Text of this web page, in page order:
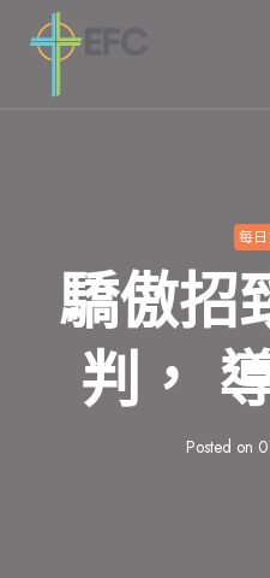
每
驕傲招
判，
Posted on